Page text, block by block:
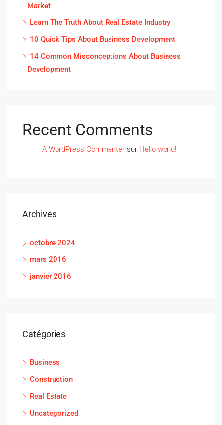
Market
Learn The Truth About Real Estate Industry
10 Quick Tips About Business Development
14 Common Misconceptions About Business
Development
Recent Comments
A WordPress Commenter sur Hello world!
Archives
octobre 2024
mars 2016
janvier 2016
Catégories
Business
Construction
Real Estate
Uncategorized